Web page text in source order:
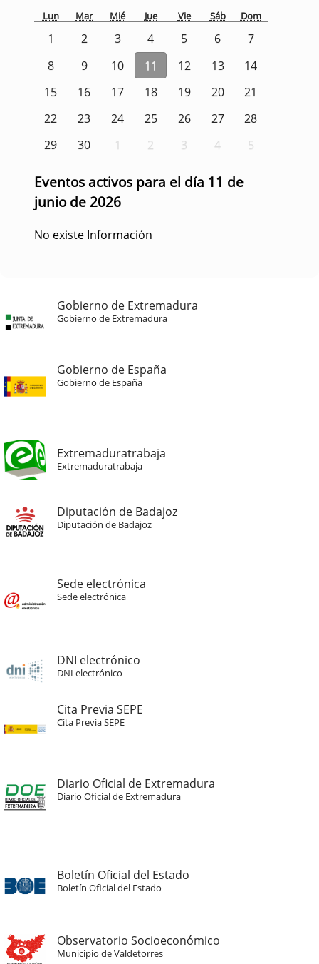
Lun Mar Mié Jue Vie Sáb Dom
1 2 3 4 5 6
7
8
9 10 11 12 13
14
15
16 17 18 19 20
21
22
23 24 25 26 27
28
29
30 1 2 3 4 5
Eventos activos para el día 11 de
junio de 2026
No existe Información
Gobierno de Extremadura
Gobierno de Extremadura
Gobierno de España
Gobierno de España
Extremaduratrabaja
Extremaduratrabaja
Diputación de Badajoz
Diputación de Badajoz
Sede electrónica
Sede electrónica
DNI electrónico
DNI electrónico
Cita Previa SEPE
Cita Previa SEPE
Diario Oficial de Extremadura
Diario Oficial de Extremadura
Boletín Oficial del Estado
Boletín Oficial del Estado
Observatorio Socioeconómico
Municipio de Valdetorres